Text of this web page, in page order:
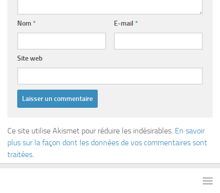
Nom * E-mail *
Site web
Ce site utilise Akismet pour réduire les indésirables. En savoir
plus sur la façon dont les données de vos commentaires sont
traitées